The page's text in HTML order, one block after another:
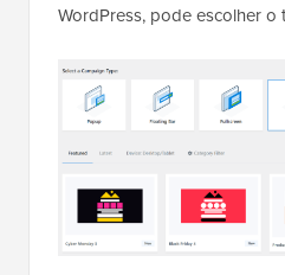
WordPress, pode escolher